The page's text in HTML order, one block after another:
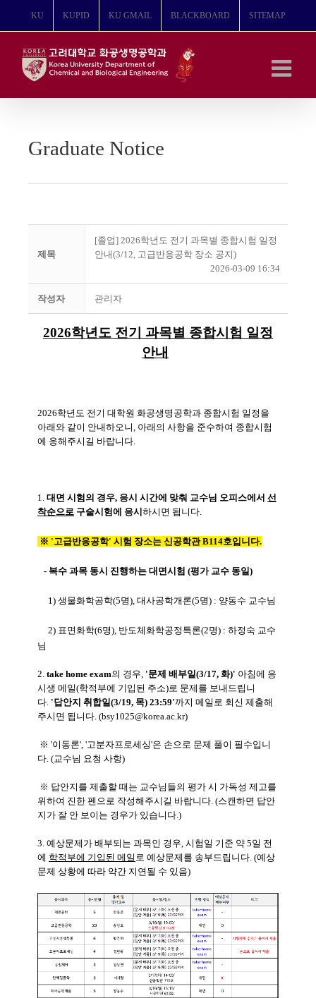
뛰
KU KUPID KU GMAIL BLACKBOARD SITEMAP
Graduate Notice
제목
[졸업] 2026학년도 전기 과목별 종합시험 일정
안내(3/12, 고급반응공학 장소 공지)
2026-03-09 16:34
작성자 관리자
2026학년도 전기 과목별 종합시험 일정
안내
2026학년도 전기 대학원 화공생명공학과 종합시험 일정을
아래와 같이 안내하오니, 아래의 사항을 준수하여 종합시험
에 응해주시길 바랍니다.
1. 대면 시험의 경우, 응시 시간에 맞춰 교수님 오피스에서 선
착순으로 구술시험에 응시 하시면 됩니다.
※ '고급반응공학' 시험 장소는 신공학관 B114호입니다.
- 복수 과목 동시 진행하는 대면시험 (평가 교수 동일)
1) 생물화학공학(5명), 대사공학개론(5명) : 양동수 교수님
2) 표면화학(6명), 반도체화학공정특론(2명) : 하정숙 교수
님
2. take home exam의 경우, '문제 배부일(3/17, 화)' 아침에 응
시생 메일(학적부에 기입된 주소)로 문제를 보내드립니
다. '답안지 취합일(3/19, 목) 23:59'까지 메일로 회신 제출해
주시면 됩니다. (bsy1025@korea.ac.kr)
※ '이동론', '고분자프로세싱'은 손으로 문제 풀이 필수입니
다. (교수님 요청 사항)
※ 답안지를 제출할 때는 교수님들의 평가 시 가독성 제고를
위하여 진한 펜으로 작성해주시길 바랍니다. (스캔하면 답안
지가 잘 안 보이는 경우가 있습니다.)
3. 예상문제가 배부되는 과목인 경우, 시험일 기준 약 5일 전
에 학적부에 기입된 메일 로 예상문제를 송부드립니다. (예상
문제 상황에 따라 약간 지연될 수 있음)